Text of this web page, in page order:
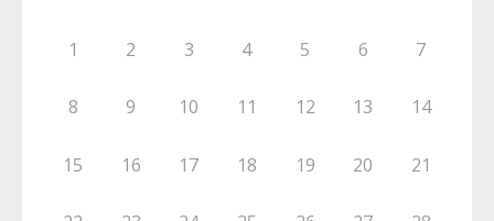
1 2 3 4 5 6 7
8 9 10 11 12 13 14
15 16 17 18 19 20 21